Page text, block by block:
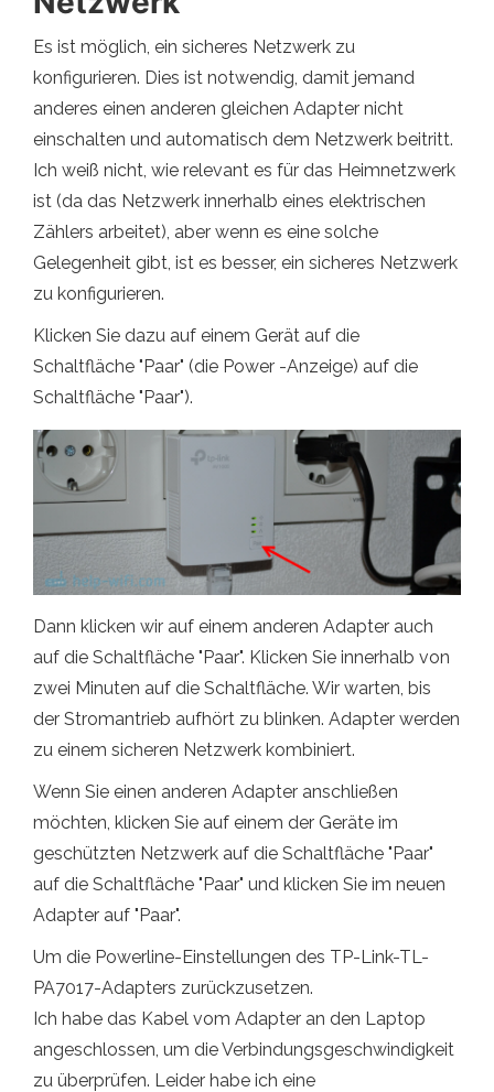
Es ist möglich, ein sicheres Netzwerk zu
konfigurieren. Dies ist notwendig, damit jemand
anderes einen anderen gleichen Adapter nicht
einschalten und automatisch dem Netzwerk beitritt.
Ich weiß nicht, wie relevant es für das Heimnetzwerk
ist (da das Netzwerk innerhalb eines elektrischen
Zählers arbeitet), aber wenn es eine solche
Gelegenheit gibt, ist es besser, ein sicheres Netzwerk
zu konfigurieren.
Klicken Sie dazu auf einem Gerät auf die
Schaltfläche "Paar" (die Power -Anzeige) auf die
Schaltfläche "Paar").
Dann klicken wir auf einem anderen Adapter auch
auf die Schaltfläche "Paar". Klicken Sie innerhalb von
zwei Minuten auf die Schaltfläche. Wir warten, bis
der Stromantrieb aufhört zu blinken. Adapter werden
zu einem sicheren Netzwerk kombiniert.
Wenn Sie einen anderen Adapter anschließen
möchten, klicken Sie auf einem der Geräte im
geschützten Netzwerk auf die Schaltfläche "Paar"
auf die Schaltfläche "Paar" und klicken Sie im neuen
Adapter auf "Paar".
Um die Powerline-Einstellungen des TP-Link-TL-
PA7017-Adapters zurückzusetzen.
Ich habe das Kabel vom Adapter an den Laptop
angeschlossen, um die Verbindungsgeschwindigkeit
zu überprüfen. Leider habe ich eine